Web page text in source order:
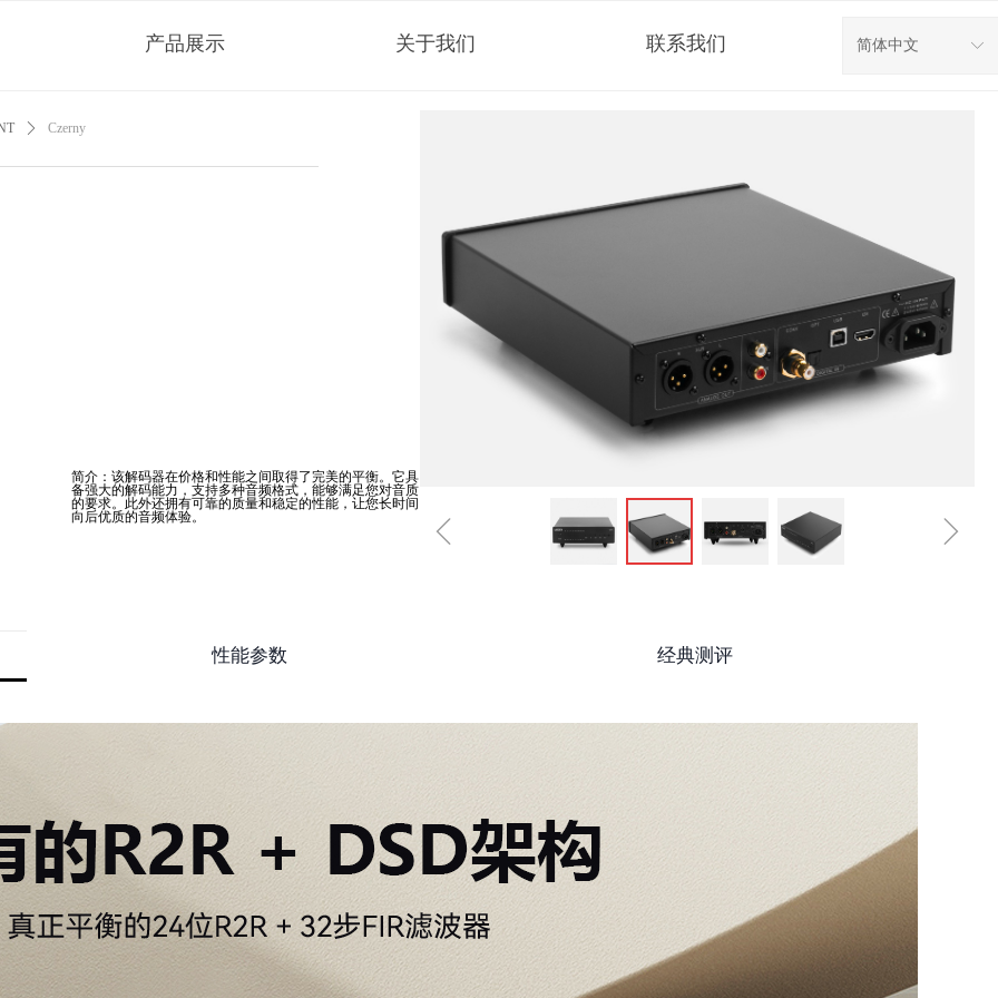
产品展示 关于我们 联系我们 ꀅ
简体中文
ꁆ ꁇ
简介：该解码器在价格和性能之间取得了完美的平衡。它具
备强大的解码能力，支持多种音频格式，能够满足您对音质
的要求。此外还拥有可靠的质量和稳定的性能，让您长时间
向后优质的音频体验。
性能参数 经典测评
ꄲ Czerny